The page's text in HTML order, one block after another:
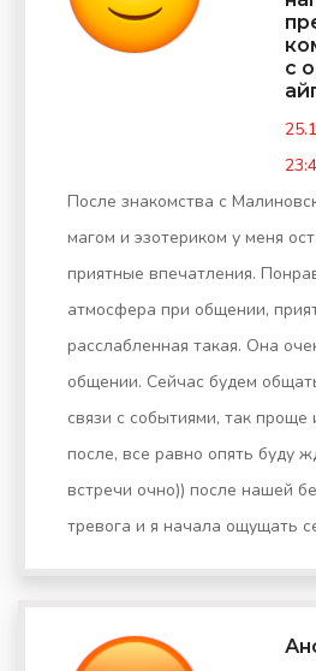
с
После знакомства с
магом и эзотериком у меня
приятные впечатления.
атмосфера при общении,
расслабленная такая. Она
общении. Сейчас будем
связи с событиями, так проще
после, все равно опять буду
встречи очно)) после нашей
тревога и я начала ощущать